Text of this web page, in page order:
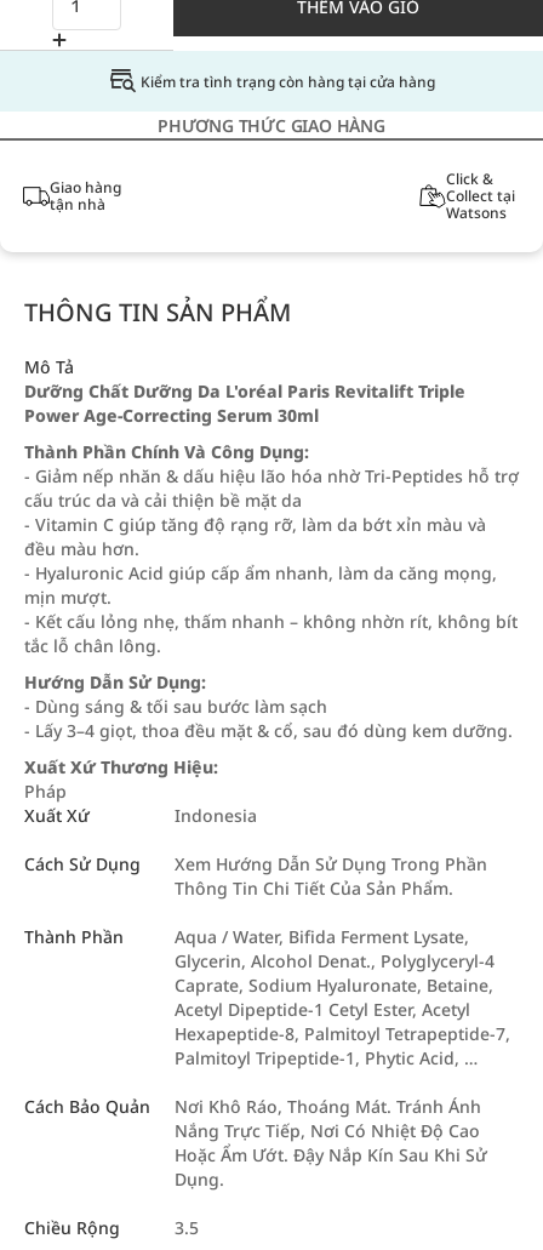
THÊM VÀO GIỎ
Kiểm tra tình trạng còn hàng tại cửa hàng
PHƯƠNG THỨC GIAO HÀNG
Giao hàng
tận nhà
Click &
Collect tại
Watsons
THÔNG TIN SẢN PHẨM
Mô Tả
Dưỡng Chất Dưỡng Da L'oréal Paris Revitalift Triple
Power Age-Correcting Serum 30ml
Thành Phần Chính Và Công Dụng:
- Giảm nếp nhăn & dấu hiệu lão hóa nhờ Tri‑Peptides hỗ trợ
cấu trúc da và cải thiện bề mặt da
- Vitamin C giúp tăng độ rạng rỡ, làm da bớt xỉn màu và
đều màu hơn.
- Hyaluronic Acid giúp cấp ẩm nhanh, làm da căng mọng,
mịn mượt.
- Kết cấu lỏng nhẹ, thấm nhanh – không nhờn rít, không bít
tắc lỗ chân lông.
Hướng Dẫn Sử Dụng:
- Dùng sáng & tối sau bước làm sạch
- Lấy 3–4 giọt, thoa đều mặt & cổ, sau đó dùng kem dưỡng.
Xuất Xứ Thương Hiệu:
Pháp
Xuất Xứ
Indonesia
Cách Sử Dụng
Xem Hướng Dẫn Sử Dụng Trong Phần
Thông Tin Chi Tiết Của Sản Phẩm.
Thành Phần
Aqua / Water, Bifida Ferment Lysate,
Glycerin, Alcohol Denat., Polyglyceryl-4
Caprate, Sodium Hyaluronate, Betaine,
Acetyl Dipeptide-1 Cetyl Ester, Acetyl
Hexapeptide-8, Palmitoyl Tetrapeptide-7,
Palmitoyl Tripeptide-1, Phytic Acid, …
Cách Bảo Quản
Nơi Khô Ráo, Thoáng Mát. Tránh Ánh
Nắng Trực Tiếp, Nơi Có Nhiệt Độ Cao
Hoặc Ẩm Ướt. Đậy Nắp Kín Sau Khi Sử
Dụng.
Chiều Rộng 3.5